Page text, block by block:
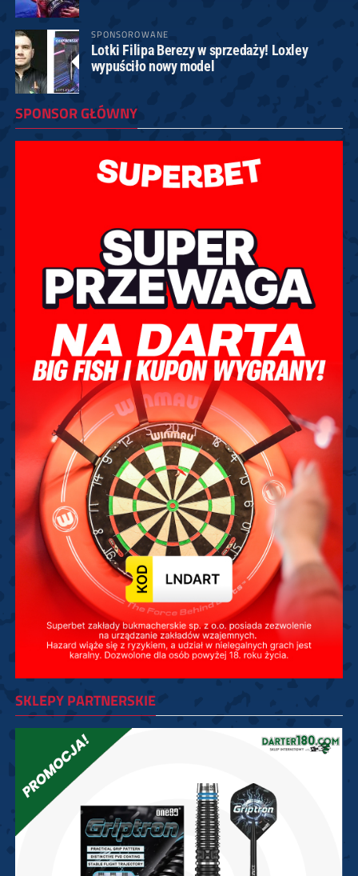
SPONSOROWANE
Lotki Filipa Berezy w sprzedaży! Loxley
wypuściło nowy model
SPONSOR GŁÓWNY
SKLEPY PARTNERSKIE